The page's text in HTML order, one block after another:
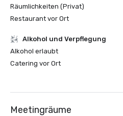
Räumlichkeiten (Privat)
Restaurant vor Ort
‪Alkohol‬ und Verpflegung
‪Alkohol‬ erlaubt
Catering vor Ort
Meetingräume